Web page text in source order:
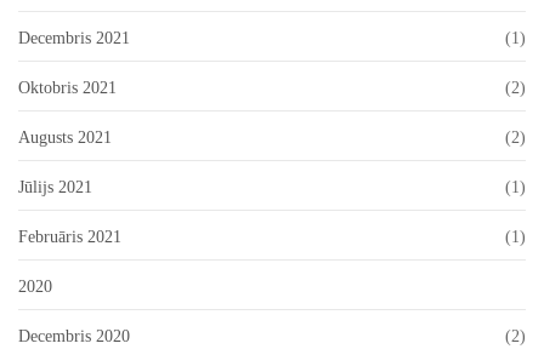
Decembris 2021 (1)
Oktobris 2021 (2)
Augusts 2021 (2)
Jūlijs 2021 (1)
Februāris 2021 (1)
2020
Decembris 2020 (2)